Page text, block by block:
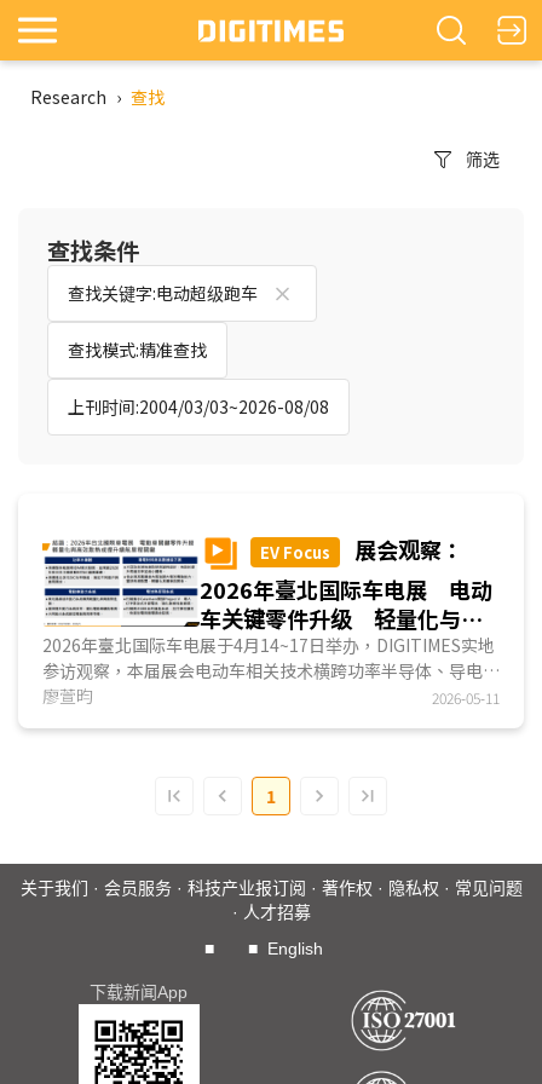
Research › 查找
筛选
查找条件
查找关键字:电动超级跑车
查找模式:精准查找
上刊时间:2004/03/03~2026-08/08
EV Focus
展会观察：
2026年臺北国际车电展 电动
车关键零件升级 轻量化与高
效散热成提升续航里程关键
2026年臺北国际车电展于4月14~17日举办，DIGITIMES实地
参访观察，本届展会电动车相关技术横跨功率半导体、导电材
料与高压连接方案、动力系统及电池热管理系统四大面向，各
廖萱昀 2026-05-11
1
关于我们 · 会员服务· 科技产业报订阅 · 著作权 · 隐私权 · 常见问题
· 人才招募
■
■ English
下载新闻App